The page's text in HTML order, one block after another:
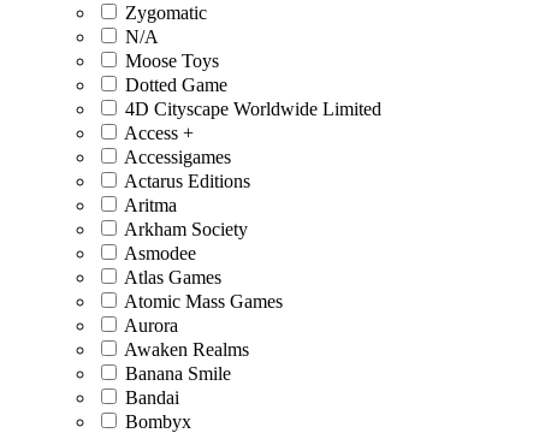
Zygomatic
N/A
Moose Toys
Dotted Game
4D Cityscape Worldwide Limited
Access +
Accessigames
Actarus Editions
Aritma
Arkham Society
Asmodee
Atlas Games
Atomic Mass Games
Aurora
Awaken Realms
Banana Smile
Bandai
Bombyx